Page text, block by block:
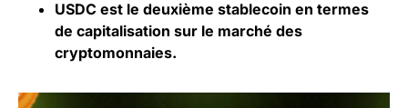
USDC est le deuxième stablecoin en termes
de capitalisation sur le marché des
cryptomonnaies.